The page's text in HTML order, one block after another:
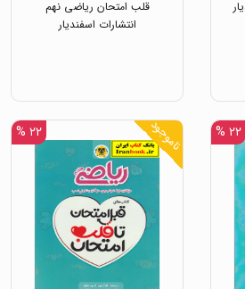
قلب امتحان ریاضی نهم
انتشارات اسفندیار
۲۲ % ناموجود ۲۲ %